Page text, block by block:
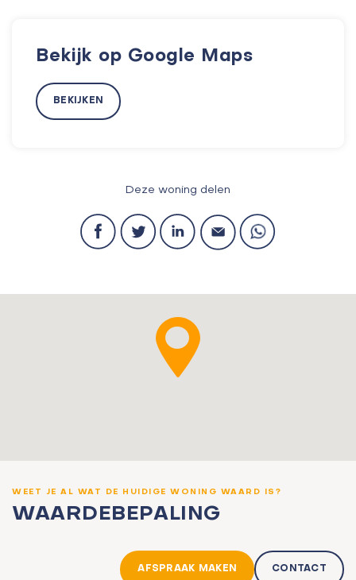
Bekijk op Google Maps
BEKIJKEN
Deze woning delen
WEET JE AL WAT DE HUIDIGE WONING WAARD IS?
WAARDEBEPALING
AFSPRAAK MAKEN CONTACT